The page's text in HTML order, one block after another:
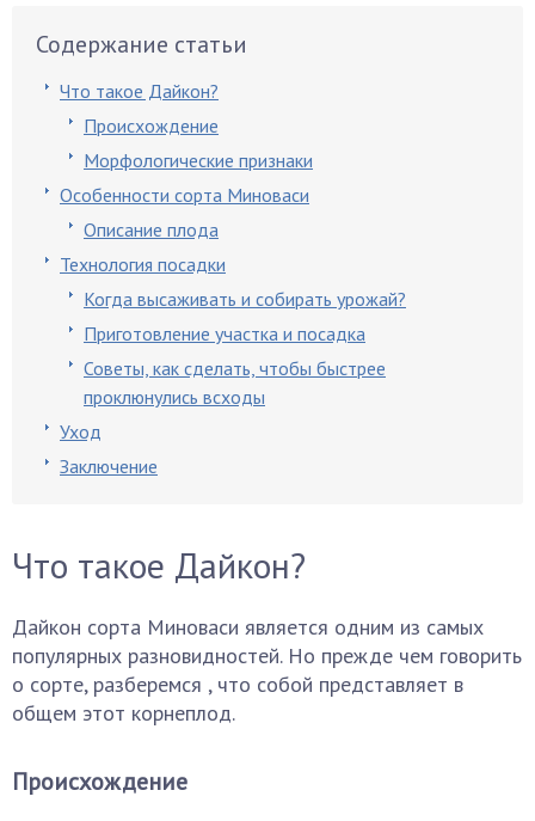
Содержание статьи
Что такое Дайкон?
Происхождение
Морфологические признаки
Особенности сорта Миноваси
Описание плода
Технология посадки
Когда высаживать и собирать урожай?
Приготовление участка и посадка
Советы, как сделать, чтобы быстрее
проклюнулись всходы
Уход
Заключение
Что такое Дайкон?
Дайкон сорта Миноваси является одним из самых
популярных разновидностей. Но прежде чем говорить
о сорте, разберемся , что собой представляет в
общем этот корнеплод.
Происхождение